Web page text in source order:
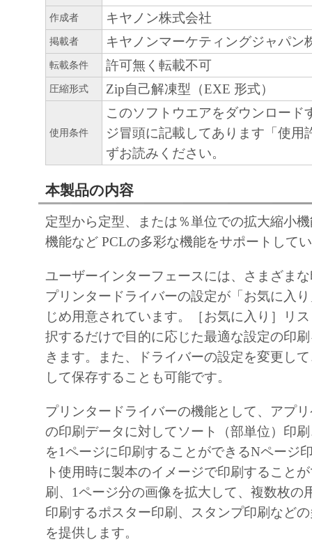
CONCERNING THE SOFTWARE OR ITS
8. TERM
This Agreement is effective upon your
clicking the button indicating your acceptance
installing the SOFTWARE and remains in
You may terminate this Agreement by
SOFTWARE including any and all copies
This Agreement shall also terminate if you fail
terms hereof. Upon termination of this
Canon enforcing its respective legal rights, you
thereof. Notwithstanding the foregoing,
11 shall survive any termination of this
9. U.S. GOVERNMENT RESTRICTED
A "US Government End User" shall mean any
the government of the United States. If you are
End User, the following shall apply: The
"commercial item," as that term is defined at 48
(October 1995), consisting of "commercial
terms are used in 48 C.F.R. 12.212 (September
with 48 C.F.R. 12.212 and 48 C.F.R.
227.7202-4 (June 1995), all U.S. Government
acquire the SOFTWARE with only those rights
The manufacturer is Canon Inc./30-2,
Ohta-ku, Tokyo 146-8501, Japan.
10. SEVERABILITY
作成者 キヤノン株式会社
掲載者 キヤノンマーケティングジャパン
転載条件 許可無く転載不可
圧縮形式 Zip自己解凍型（EXE 形式）
使用条件
このソフトウエアをダウンロード
ジ冒頭に記載してあります「使用
ずお読みください。
本製品の内容
定型から定型、または％単位での拡大縮小
機能など PCLの多彩な機能をサポートして
ユーザーインターフェースには、さまざま
プリンタードライバーの設定が「お気に入
じめ用意されています。［お気に入り］リ
択するだけで目的に応じた最適な設定の印
きます。また、ドライバーの設定を変更し
して保存することも可能です。
プリンタードライバーの機能として、アプ
の印刷データに対してソート（部単位）印
を1ページに印刷することができるNページ
ト使用時に製本のイメージで印刷すること
刷、1ページ分の画像を拡大して、複数枚の
印刷するポスター印刷、スタンプ印刷など
を提供します。